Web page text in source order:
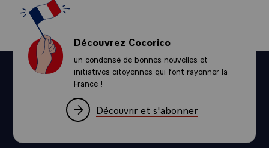
Découvrez Cocorico
un condensé de bonnes nouvelles et
initiatives citoyennes qui font rayonner la
France !
Découvrir et s'abonner